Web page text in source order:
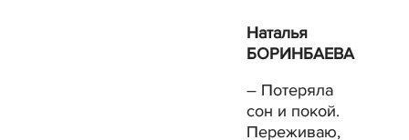
Наталья
БОРИНБАЕВА
– Потеряла
сон и покой.
Переживаю,